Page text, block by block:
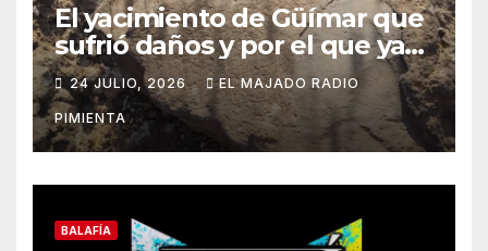
El yacimiento de Güímar que
sufrió daños y por el que ya
alertamos al ayuntamiento,
sigue sin contar con una
protección efectiva
24 JULIO, 2026 EL MAJADO RADIO
PIMIENTA
BALAFÍA